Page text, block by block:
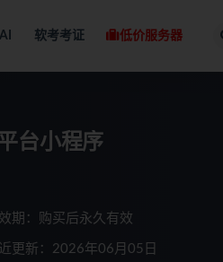
AI 软考考证 低价服务器
台小程序
期：购买后永久有效
更新：2026年06月05日